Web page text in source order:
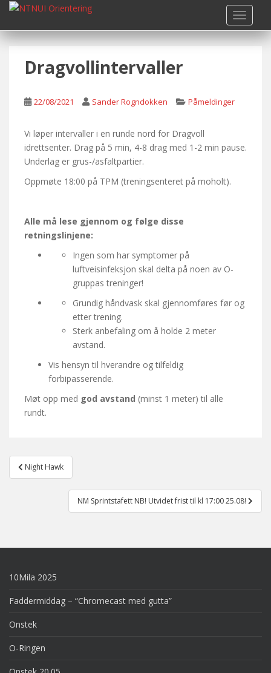
i
Dragvollintervaller
22/08/2021 Sander Rogndokken Påmeldinger
Vi løper intervaller i en runde nord for Dragvoll
idrettsenter. Drag på 5 min, 4-8 drag med 1-2 min pause.
Underlag er grus-/asfaltpartier.
Oppmøte 18:00 på TPM (treningsenteret på moholt).
Alle må lese gjennom og følge disse
retningslinjene:
Ingen som har symptomer på
luftveisinfeksjon skal delta på noen av O-
gruppas treninger!
Grundig håndvask skal gjennomføres før og
etter trening.
Sterk anbefaling om å holde 2 meter
avstand.
Vis hensyn til hverandre og tilfeldig
forbipasserende.
Møt opp med god avstand (minst 1 meter) til alle
rundt.
Post
navigation
Night Hawk
NM Sprintstafett NB! Utvidet frist til kl 17:00 25.08!
10Mila 2025
Faddermiddag – “Chromecast med gutta”
Onstek
O-Ringen